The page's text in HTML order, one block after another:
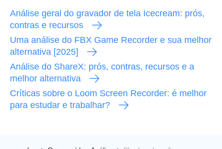
Análise geral do gravador de tela Icecream: prós,
contras e recursos
Uma análise do FBX Game Recorder e sua melhor
alternativa [2025]
Análise do ShareX: prós, contras, recursos e a
melhor alternativa
Críticas sobre o Loom Screen Recorder: é melhor
para estudar e trabalhar?